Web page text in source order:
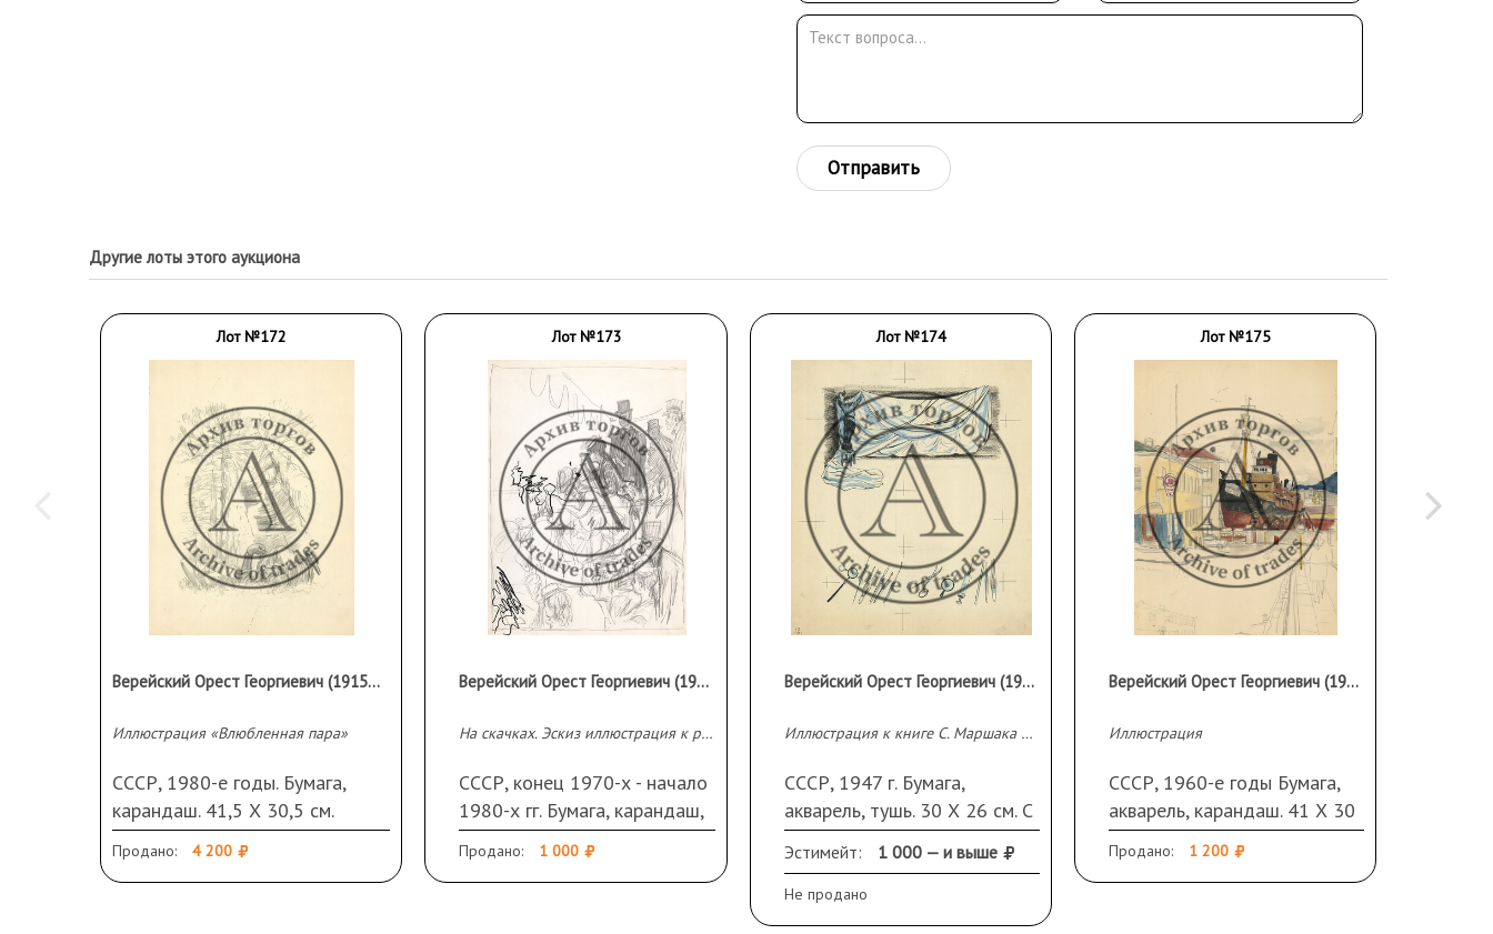
Отправить
Другие лоты этого аукциона
Лот №172
Верейский Орест Георгиевич (1915–1993 гг.)
Иллюстрация «Влюбленная пара»
СССР, 1980-е годы. Бумага,
карандаш. 41,5 Х 30,5 см.
Продано: 4 200
Лот №173
Верейский Орест Георгиевич (1915–1993 гг.)
На скачках. Эскиз иллюстрация к роману Льва Толстого «Анна Каренина»
СССР, конец 1970-х - начало
1980-х гг. Бумага, карандаш,
тушь 43 Х 31 см.
Продано: 1 000
Лот №174
Верейский Орест Георгиевич (1915–1993 гг.)
Иллюстрация к книге С. Маршака «Ледяной остров»
СССР, 1947 г. Бумага,
акварель, тушь. 30 Х 26 см. С
оборота штамп
издательства "ДЕТГИЗ".
Эстимейт: 1 000 — и выше
Не продано
Лот №175
Верейский Орест Георгиевич (1915–1993 гг.)
Иллюстрация
СССР, 1960-е годы Бумага,
акварель, карандаш. 41 Х 30
см
Продано: 1 200